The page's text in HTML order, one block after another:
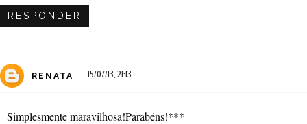
RESPONDER
RENATA 15/07/13, 21:13
Simplesmente maravilhosa!Parabéns!***